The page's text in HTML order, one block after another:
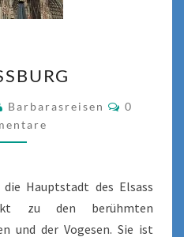
Barbarasreisen
0
Hauptstadt des Elsass
zu den berühmten
und der Vogesen. Sie ist